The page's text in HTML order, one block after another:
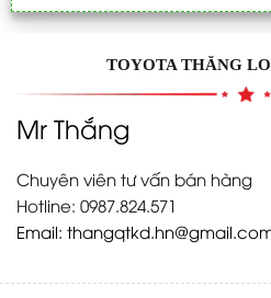
TOYOTA THĂNG
Mr Thắng
Chuyên viên tư vấn bán hàng
Hotline: 0987.824.571
Email: